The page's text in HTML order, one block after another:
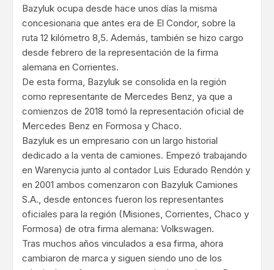
Bazyluk ocupa desde hace unos días la misma
concesionaria que antes era de El Condor, sobre la
ruta 12 kilómetro 8,5. Además, también se hizo cargo
desde febrero de la representación de la firma
alemana en Corrientes.
De esta forma, Bazyluk se consolida en la región
como representante de Mercedes Benz, ya que a
comienzos de 2018 tomó la representación oficial de
Mercedes Benz en Formosa y Chaco.
Bazyluk es un empresario con un largo historial
dedicado a la venta de camiones. Empezó trabajando
en Warenycia junto al contador Luis Edurado Rendón y
en 2001 ambos comenzaron con Bazyluk Camiones
S.A., desde entonces fueron los representantes
oficiales para la región (Misiones, Corrientes, Chaco y
Formosa) de otra firma alemana: Volkswagen.
Tras muchos años vinculados a esa firma, ahora
cambiaron de marca y siguen siendo uno de los